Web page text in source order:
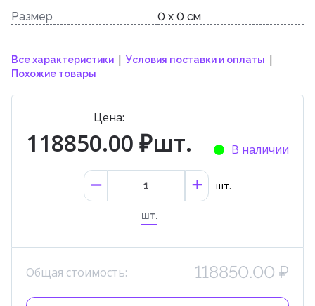
Размер 0 x 0 см
Все характеристики | Условия поставки и оплаты |
Похожие товары
Цена:
118850.00 ₽шт. В наличии
шт.
шт.
Общая стоимость: 118850.00 ₽